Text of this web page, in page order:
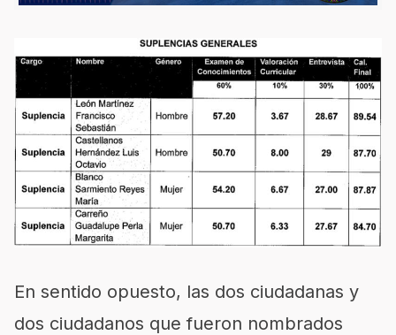
En sentido opuesto, las dos ciudadanas y
dos ciudadanos que fueron nombrados